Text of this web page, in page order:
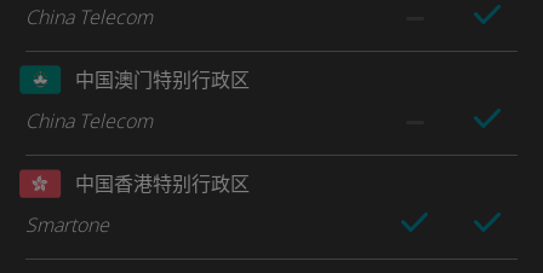
China Telecom
中国澳门特别行政区
China Telecom
中国香港特别行政区
Smartone